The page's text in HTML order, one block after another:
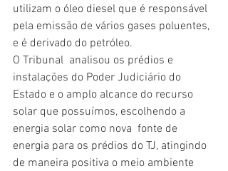
utilizam o óleo diesel que é responsável
pela emissão de vários gases poluentes,
e é derivado do petróleo.
O Tribunal  analisou os prédios e
instalações do Poder Judiciário do
Estado e o amplo alcance do recurso
solar que possuímos, escolhendo a
energia solar como nova  fonte de
energia para os prédios do TJ, atingindo
de maneira positiva o meio ambiente